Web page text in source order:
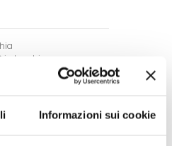
Informazioni sui cookie
lavatrice.
numero di lavaggi
all’avanguardia.